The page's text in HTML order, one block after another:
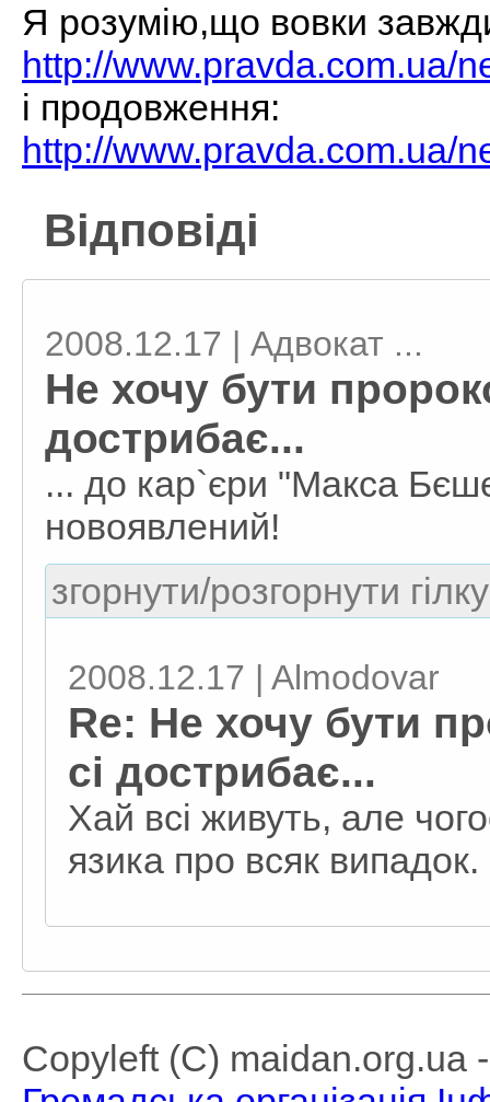
Я розумію,що вовки
http://www.pravda.com.ua/
і продовження:
http://www.pravda.com.ua/
Відповіді
2008.12.17 | Адвокат ...
Не хочу бути
дострибає...
... до кар`єри "Макса
новоявлений!
згорнути/розгорнути
2008.12.17 | Almodovar
Re: Не хочу бути
сі дострибає...
Хай всі живуть, але
язика про всяк випадок.
Copyleft (C) maidan.org.ua